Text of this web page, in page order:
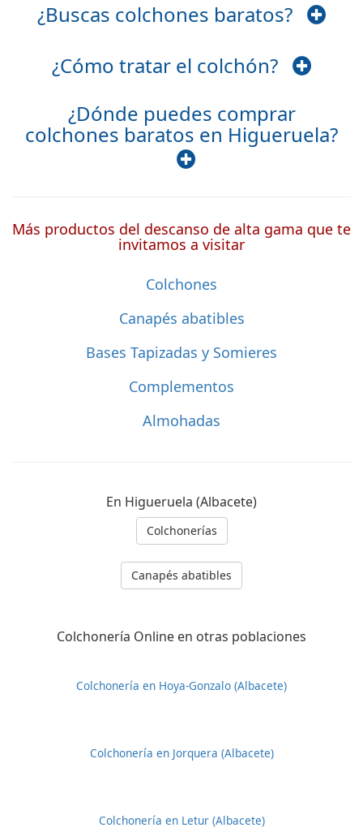
¿Buscas colchones baratos?
¿Cómo tratar el colchón?
¿Dónde puedes comprar
colchones baratos en Higueruela?
Más productos del descanso de alta gama que te
invitamos a visitar
Colchones
Canapés abatibles
Bases Tapizadas y Somieres
Complementos
Almohadas
En Higueruela (Albacete)
Colchonerías
Canapés abatibles
Colchonería Online en otras poblaciones
Colchonería en Hoya-Gonzalo (Albacete)
Colchonería en Jorquera (Albacete)
Colchonería en Letur (Albacete)